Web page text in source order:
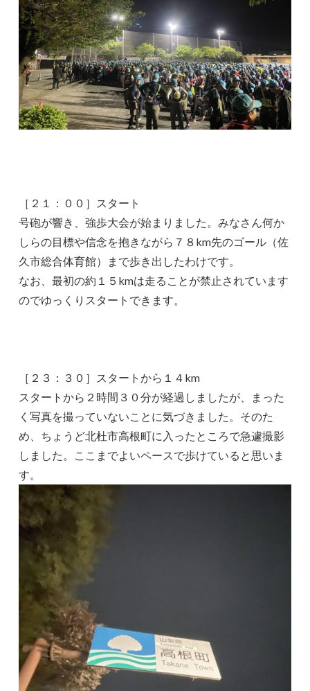
［２１：００］スタート
号砲が響き、強歩大会が始まりました。みなさん何か
しらの目標や信念を抱きながら７８km先のゴール（佐
久市総合体育館）まで歩き出したわけです。
なお、最初の約１５kmは走ることが禁止されています
のでゆっくりスタートできます。
［２３：３０］スタートから１４km
スタートから２時間３０分が経過しましたが、まった
く写真を撮っていないことに気づきました。そのた
め、ちょうど北杜市高根町に入ったところで急遽撮影
しました。ここまでよいペースで歩けていると思いま
す。